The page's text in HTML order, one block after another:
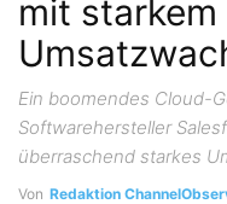
mit starkem
Ein boomendes Cloud-
Softwarehersteller
überraschend starkes
Von Redaktion